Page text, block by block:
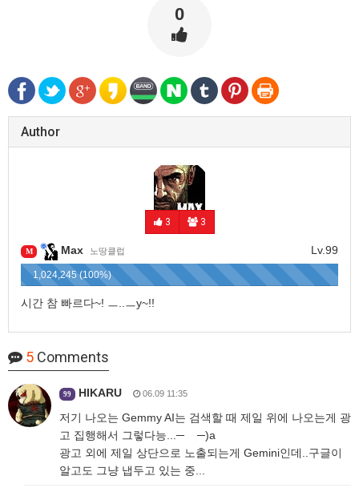
0
Author
3 3
Lv.99
M Max 노땅클럽
1,024,245 (100%)
시간 참 빠르다~! ㅡ..ㅡy~!!
5 Comments
99 HIKARU 06.09 11:35
저기 나오는 Gemmy AI는 검색할 때 제일 위에 나오는게 광
고 집행해서 그렇다능...─ ─)a
광고 외에 제일 상단으로 노출되는게 Gemini인데..구글이
알고도 그냥 냅두고 있는 중...